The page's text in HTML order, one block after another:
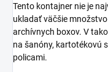
Tento kontajner nie je
ukladať väčšie
archívnych boxov. V
na šanóny, kartotékovú
policami.